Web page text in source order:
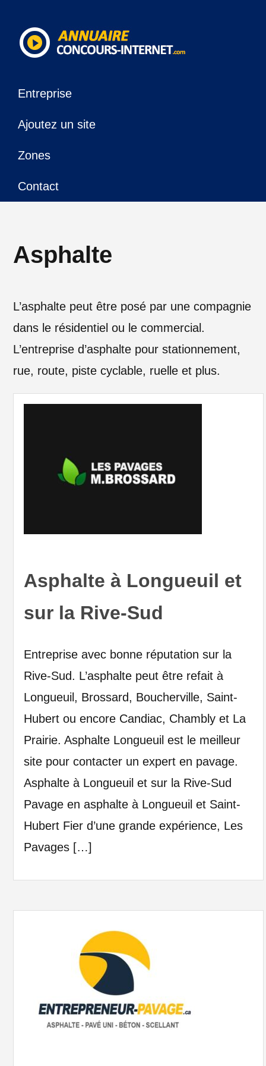
Entreprise
Ajoutez un site
Zones
Contact
Asphalte
L’asphalte peut être posé par une compagnie
dans le résidentiel ou le commercial.
L’entreprise d’asphalte pour stationnement,
rue, route, piste cyclable, ruelle et plus.
Asphalte à Longueuil et
sur la Rive-Sud
Entreprise avec bonne réputation sur la
Rive-Sud. L’asphalte peut être refait à
Longueuil, Brossard, Boucherville, Saint-
Hubert ou encore Candiac, Chambly et La
Prairie. Asphalte Longueuil est le meilleur
site pour contacter un expert en pavage.
Asphalte à Longueuil et sur la Rive-Sud
Pavage en asphalte à Longueuil et Saint-
Hubert Fier d’une grande expérience, Les
Pavages […]